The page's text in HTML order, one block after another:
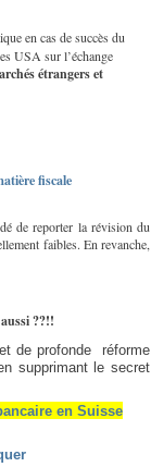
en cas de succès du
USA sur l’échange
étrangers et
fiscale
de reporter la révision du
faibles. En revanche,
??!!
de profonde réforme
supprimant le secret
en Suisse